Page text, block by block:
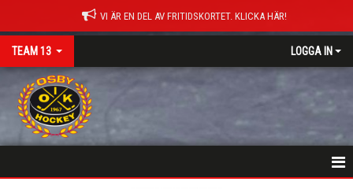
VI ÄR EN DEL AV FRITIDSKORTET. KLICKA HÄR!
TEAM 13 LOGGA IN